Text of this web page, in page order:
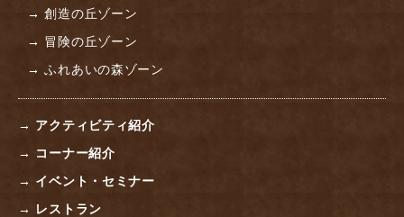
→ 創造の丘ゾーン
→ 冒険の丘ゾーン
→ ふれあいの森ゾーン
→ アクティビティ紹介
→ コーナー紹介
→ イベント・セミナー
→ レストラン